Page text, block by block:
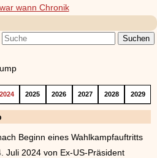
2024 2025 2026 2027 2028 2029
Beginn eines Wahlkampfauftritts
Juli 2024 von Ex-US-Präsident